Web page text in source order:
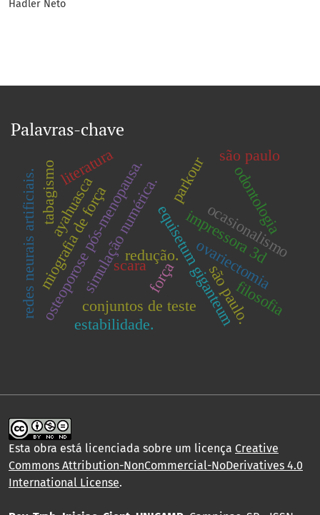
Hadler Neto
Palavras-chave
impressora 3d
scara
simulação numérica.equisetum giganteum
ovariectomia
osteoporose pós-menopausa.
miografia de força
redes neurais artificiais. ayahuasca
tabagismo
redução. ocasionalismo
força
odontologia
parkour
são paulo.
conjuntos de teste
literatura
filosofia
estabilidade.
são paulo
Esta obra está licenciada sobre um licença Creative
Commons Attribution-NonCommercial-NoDerivatives 4.0
International License.